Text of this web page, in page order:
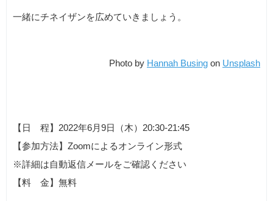
一緒にチネイザンを広めていきましょう。
Photo by Hannah Busing on Unsplash
【日 程】2022年6月9日（木）20:30-21:45
【参加方法】Zoomによるオンライン形式
※詳細は自動返信メールをご確認ください
【料 金】無料